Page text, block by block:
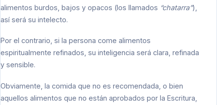
alimentos burdos, bajos y opacos (los llamados “chatarra”),
así será su intelecto.
Por el contrario, si la persona come alimentos
espiritualmente refinados, su inteligencia será clara, refinada
y sensible.
Obviamente, la comida que no es recomendada, o bien
aquellos alimentos que no están aprobados por la Escritura,